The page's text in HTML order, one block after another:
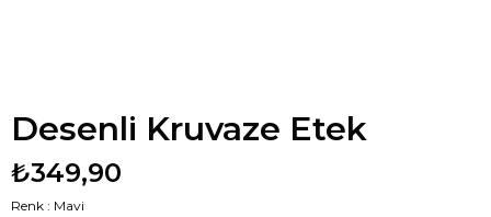
Desenli Kruvaze Etek
₺349,90
Renk : Mavi